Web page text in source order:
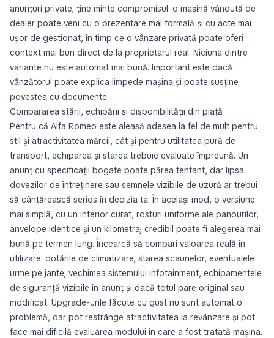
anunțuri private, ține minte compromisul: o mașină vândută de
dealer poate veni cu o prezentare mai formală și cu acte mai
ușor de gestionat, în timp ce o vânzare privată poate oferi
context mai bun direct de la proprietarul real. Niciuna dintre
variante nu este automat mai bună. Important este dacă
vânzătorul poate explica limpede mașina și poate susține
povestea cu documente.
Compararea stării, echipării și disponibilității din piață
Pentru că Alfa Romeo este aleasă adesea la fel de mult pentru
stil și atractivitatea mărcii, cât și pentru utilitatea pură de
transport, echiparea și starea trebuie evaluate împreună. Un
anunț cu specificații bogate poate părea tentant, dar lipsa
dovezilor de întreținere sau semnele vizibile de uzură ar trebui
să cântărească serios în decizia ta. În același mod, o versiune
mai simplă, cu un interior curat, rosturi uniforme ale panourilor,
anvelope identice și un kilometraj credibil poate fi alegerea mai
bună pe termen lung. Încearcă să compari valoarea reală în
utilizare: dotările de climatizare, starea scaunelor, eventualele
urme pe jante, vechimea sistemului infotainment, echipamentele
de siguranță vizibile în anunț și dacă totul pare original sau
modificat. Upgrade-urile făcute cu gust nu sunt automat o
problemă, dar pot restrânge atractivitatea la revânzare și pot
face mai dificilă evaluarea modului în care a fost tratată mașina.